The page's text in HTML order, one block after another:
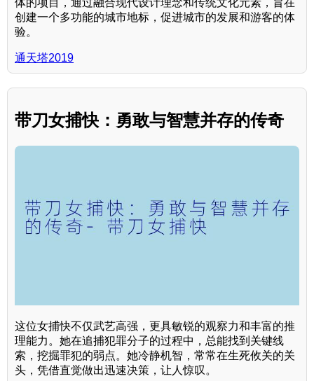
体的项目，通过融合现代设计理念和传统文化元素，旨在
创建一个多功能的城市地标，促进城市的发展和游客的体
验。
通天塔2019
带刀女捕快：勇敢与智慧并存的传奇
这位女捕快不仅武艺高强，更具敏锐的观察力和丰富的推
理能力。她在追捕犯罪分子的过程中，总能找到关键线
索，挖掘罪犯的弱点。她冷静机智，常常在生死攸关的关
头，凭借直觉做出迅速决策，让人惊叹。